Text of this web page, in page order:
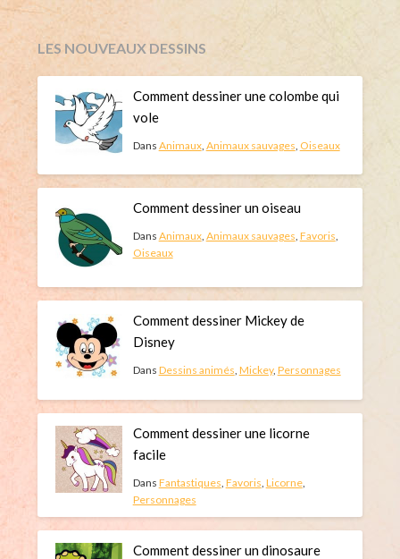
LES NOUVEAUX DESSINS
Comment dessiner une colombe qui
vole
Dans Animaux, Animaux sauvages Oiseaux
Comment dessiner un oiseau
Dans Animaux, Animaux sauvages, Favoris,
Oiseaux
Comment dessiner Mickey de
Disney
Dans Dessins animés, Mickey, Personnages
Comment dessiner une licorne
facile
Dans Fantastiques Favoris Licorne,
Personnages
Comment dessiner un dinosaure